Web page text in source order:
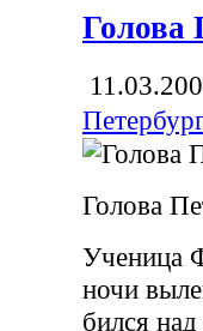
Голова
Голова
Ученица
ночи
бился